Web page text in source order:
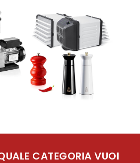
CATEGORIA VUOI